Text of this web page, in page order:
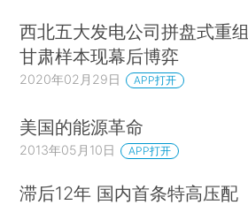
西北五大发电公司拼盘式重组
甘肃样本现幕后博弈
2020年02月29日 APP打开
美国的能源革命
2013年05月10日 APP打开
滞后12年 国内首条特高压配